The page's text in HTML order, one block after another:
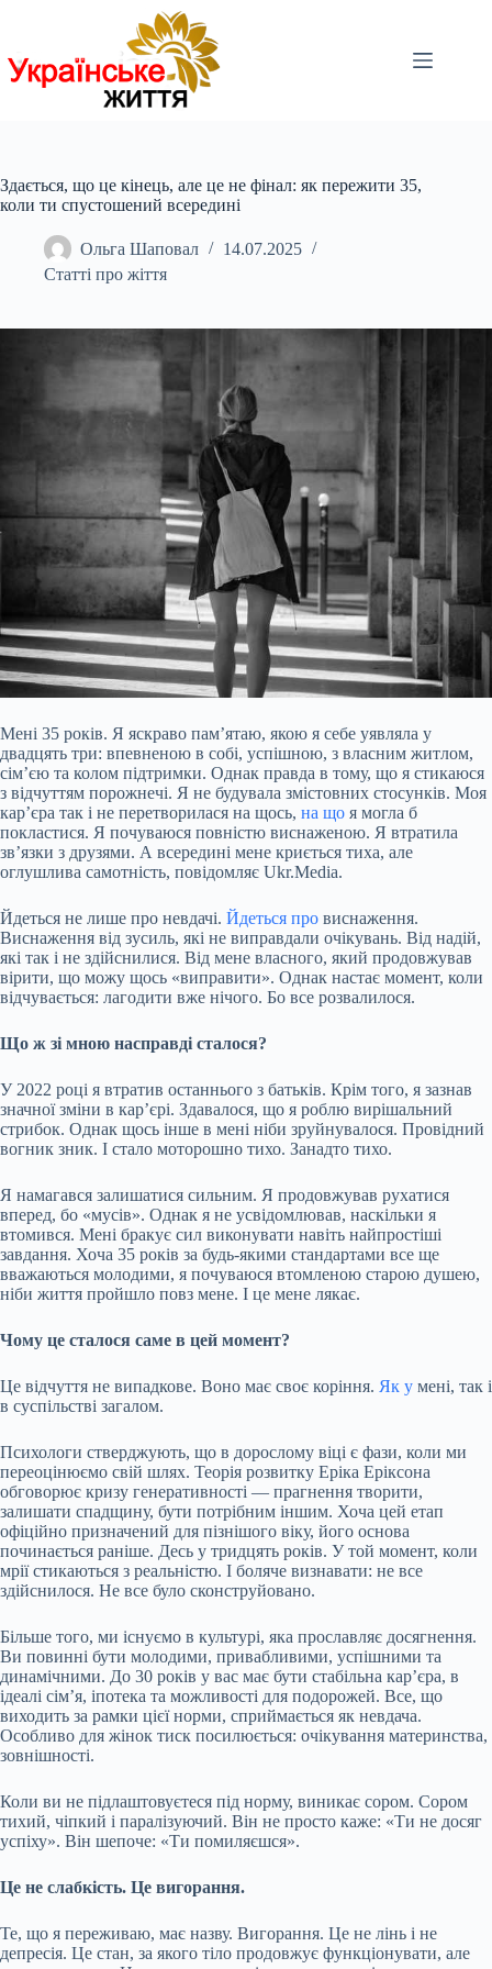
Здається, що це кінець, але це не фінал: як пережити 35,
коли ти спустошений всередині
Ольга Шаповал
14.07.2025
Статті про жіття
Мені 35 років. Я яскраво пам’ятаю, якою я себе уявляла у
двадцять три: впевненою в собі, успішною, з власним житлом,
сім’єю та колом підтримки. Однак правда в тому, що я стикаюся
з відчуттям порожнечі. Я не будувала змістовних стосунків. Моя
кар’єра так і не перетворилася на щось, на що я могла б
покластися. Я почуваюся повністю виснаженою. Я втратила
зв’язки з друзями. А всередині мене криється тиха, але
оглушлива самотність, повідомляє Ukr.Media.
Йдеться не лише про невдачі. Йдеться про виснаження.
Виснаження від зусиль, які не виправдали очікувань. Від надій,
які так і не здійснилися. Від мене власного, який продовжував
вірити, що можу щось «виправити». Однак настає момент, коли
відчувається: лагодити вже нічого. Бо все розвалилося.
Що ж зі мною насправді сталося?
У 2022 році я втратив останнього з батьків. Крім того, я зазнав
значної зміни в кар’єрі. Здавалося, що я роблю вирішальний
стрибок. Однак щось інше в мені ніби зруйнувалося. Провідний
вогник зник. І стало моторошно тихо. Занадто тихо.
Я намагався залишатися сильним. Я продовжував рухатися
вперед, бо «мусів». Однак я не усвідомлював, наскільки я
втомився. Мені бракує сил виконувати навіть найпростіші
завдання. Хоча 35 років за будь-якими стандартами все ще
вважаються молодими, я почуваюся втомленою старою душею,
ніби життя пройшло повз мене. І це мене лякає.
Чому це сталося саме в цей момент?
Це відчуття не випадкове. Воно має своє коріння. Як у мені, так і
в суспільстві загалом.
Психологи стверджують, що в дорослому віці є фази, коли ми
переоцінюємо свій шлях. Теорія розвитку Еріка Еріксона
обговорює кризу генеративності — прагнення творити,
залишати спадщину, бути потрібним іншим. Хоча цей етап
офіційно призначений для пізнішого віку, його основа
починається раніше. Десь у тридцять років. У той момент, коли
мрії стикаються з реальністю. І боляче визнавати: не все
здійснилося. Не все було сконструйовано.
Більше того, ми існуємо в культурі, яка прославляє досягнення.
Ви повинні бути молодими, привабливими, успішними та
динамічними. До 30 років у вас має бути стабільна кар’єра, в
ідеалі сім’я, іпотека та можливості для подорожей. Все, що
виходить за рамки цієї норми, сприймається як невдача.
Особливо для жінок тиск посилюється: очікування материнства,
зовнішності.
Коли ви не підлаштовуєтеся під норму, виникає сором. Сором
тихий, чіпкий і паралізуючий. Він не просто каже: «Ти не досяг
успіху». Він шепоче: «Ти помиляєшся».
Це не слабкість. Це вигорання.
Те, що я переживаю, має назву. Вигорання. Це не лінь і не
депресія. Це стан, за якого тіло продовжує функціонувати, але